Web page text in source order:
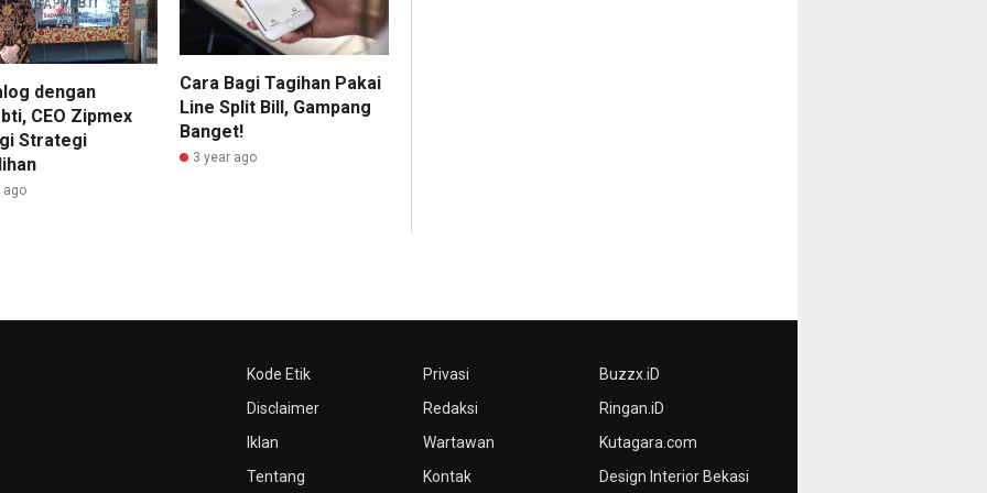
dengan
CEO Zipmex
Strategi
ago
Cara Bagi Tagihan Pakai
Line Split Bill, Gampang
Banget!
3 year ago
Kode Etik
Disclaimer
Iklan
Tentang
Privasi
Redaksi
Wartawan
Kontak
Buzzx.iD
Ringan.iD
Kutagara.com
Design Interior Bekasi